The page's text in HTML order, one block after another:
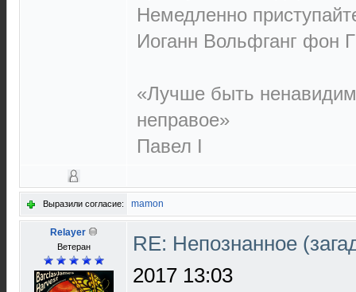
Немедленно
Иоганн Вольфганг фон
«Лучше быть
неправое»
Павел I
Выразили согласие: mamon
Relayer
Ветеран
RE: Непознанное
2017 13:03